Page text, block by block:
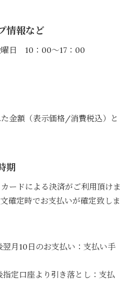
情報など
曜日 10：00〜17：00
金額（表示価格/消費税込）と
期
ードによる決済がご利用頂けま
確定時でお支払いが確定致しま
翌月10日のお支払い：支払い手
指定口座より引き落とし：支払